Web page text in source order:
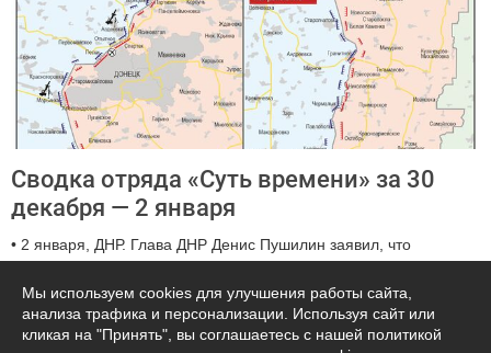
Сводка отряда «Суть времени» за 30
декабря — 2 января
• 2 января, ДНР. Глава ДНР Денис Пушилин заявил, что
невыполнение Киевом требований Минских соглашений
позволяет республикам Донбасса самим определять свое
будущее вне Украины. Он не исключил, что оно будет строиться
по косовскому сценарию.РЕФОРМА УКРАИНСКОЙ АРМИИ И
Мы используем cookies для улучшения работы сайта,
анализа трафика и персонализации. Используя сайт или
кликая на "Принять", вы соглашаетесь с нашей политикой